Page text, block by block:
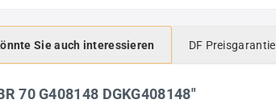
Sie auch interessieren DF Preisgarantie
70 G408148 DGKG408148"